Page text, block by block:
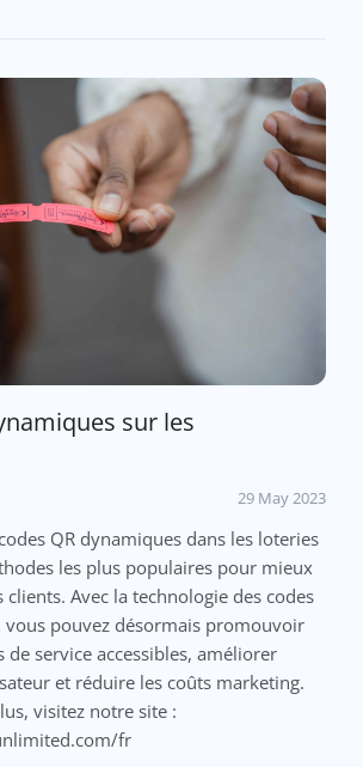
sur les
29 May 2023
QR dynamiques dans les loteries
les plus populaires pour mieux
clients. Avec la technologie des codes
vous pouvez désormais promouvoir
service accessibles, améliorer
et réduire les coûts marketing.
visitez notre site :
fr